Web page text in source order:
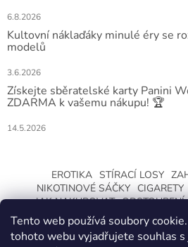
Tento web používá soubory
tohoto webu vyjadřujete souhlas s
6.8.2026
Kultovní náklaďáky minulé éry se
modelů
3.6.2026
Získejte sběratelské karty Panini
ZDARMA k vašemu nákupu! 🏆
14.5.2026
EROTIKA STÍRACÍ LOSY
NIKOTINOVÉ SÁČKY CIGARETY
JAK NAKUPOVAT